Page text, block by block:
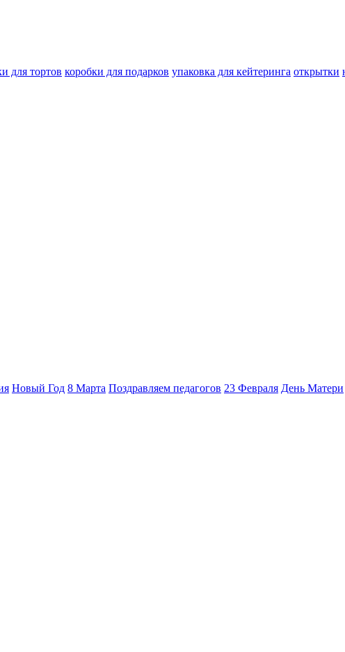
для тортов коробки для подарков упаковка для кейтеринга открытки
Новый Год 8 Марта Поздравляем педагогов 23 Февраля День Матери